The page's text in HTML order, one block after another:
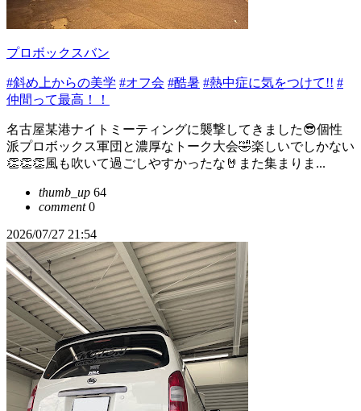
プロボックスバン
#斜め上からの美学 #オフ会 #酷暑 #熱中症に気をつけて!! #
仲間って最高！！
名古屋某港ナイトミーティングに襲撃してきました😎個性
派プロボックス軍団と濃厚なトーク大会🤣楽しいでしかない
👏👏👏風も吹いて過ごしやすかったな🤘また集まりま...
thumb_up 64
comment0
2026/07/27 21:54